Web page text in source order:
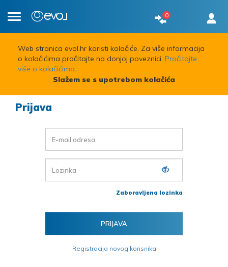
0
Toggle
Web stranica evol.hr koristi kolačiće. Za više informacija
o kolačićima pročitajte na donjoj poveznici. Pročitajte
više o kolačićima.
Slažem se s upotrebom kolačića
Prijava
Zaboravljena lozinka
Registracija novog korisnika